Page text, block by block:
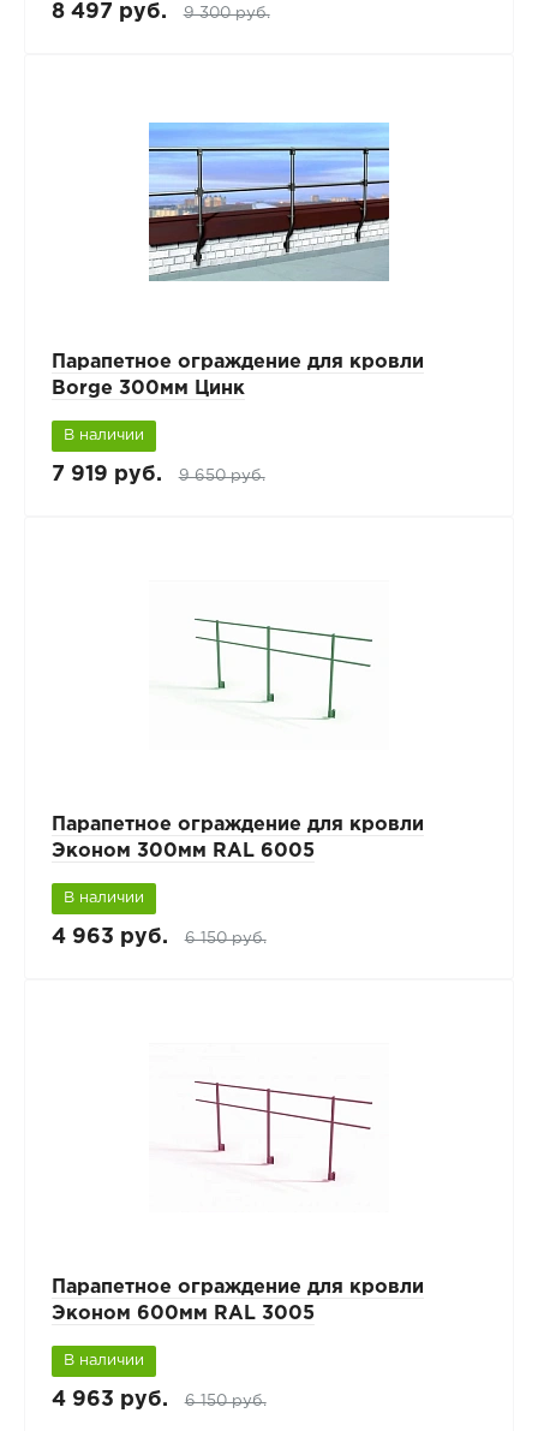
8 497 руб. 9 300 руб.
Парапетное ограждение для кровли
Borge 300мм Цинк
В наличии
7 919 руб. 9 650 руб.
Парапетное ограждение для кровли
Эконом 300мм RAL 6005
В наличии
4 963 руб. 6 150 руб.
Парапетное ограждение для кровли
Эконом 600мм RAL 3005
В наличии
4 963 руб. 6 150 руб.